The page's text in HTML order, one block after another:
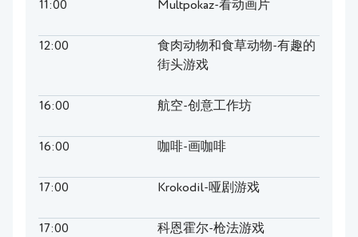
11:00 Multpokaz-看动画片
12:00
食肉动物和食草动物-有趣的
街头游戏
16:00 航空-创意工作坊
16:00 咖啡-画咖啡
17:00 Krokodil-哑剧游戏
17:00 科恩霍尔-枪法游戏